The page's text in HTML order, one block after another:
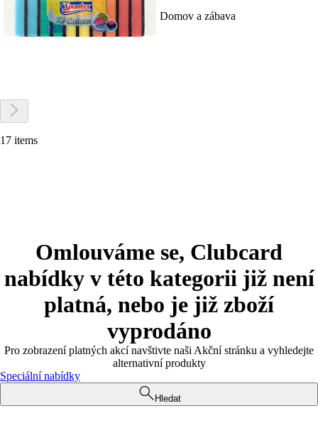
Domov a zábava
17 items
Omlouváme se, Clubcard
nabídky v této kategorii již není
platná, nebo je již zboží
vyprodáno
Pro zobrazení platných akcí navštivte naši Akční stránku a vyhledejte
alternativní produkty
Speciální nabídky
Hledat